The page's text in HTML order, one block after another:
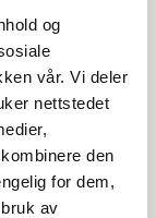
og
vår. Vi deler
nettstedet
den
for dem,
av